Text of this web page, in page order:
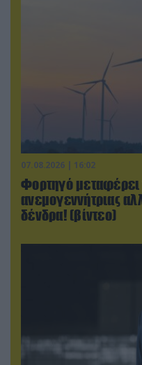
07.08.2026 | 16:02
Φορτηγό μεταφέρει
ανεμογεννήτριας
δένδρα! (βίντεο)